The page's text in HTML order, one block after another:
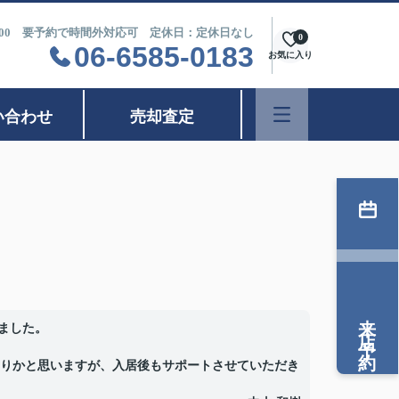
要予約で時間外対応可 定休日：定休日なし
06-6585-0183 お気に入り
0
合わせ 売却査定
した。
かと思いますが、入居後もサポートさせていただき
来店予約